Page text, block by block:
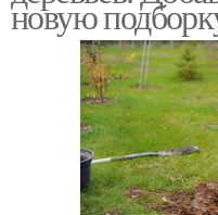
новую